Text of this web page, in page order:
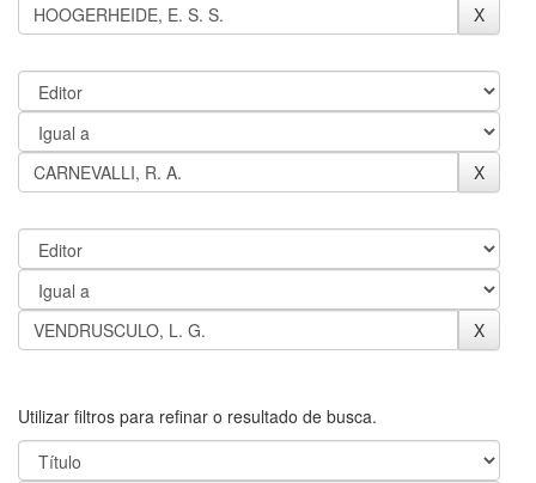
Utilizar filtros para refinar o resultado de busca.